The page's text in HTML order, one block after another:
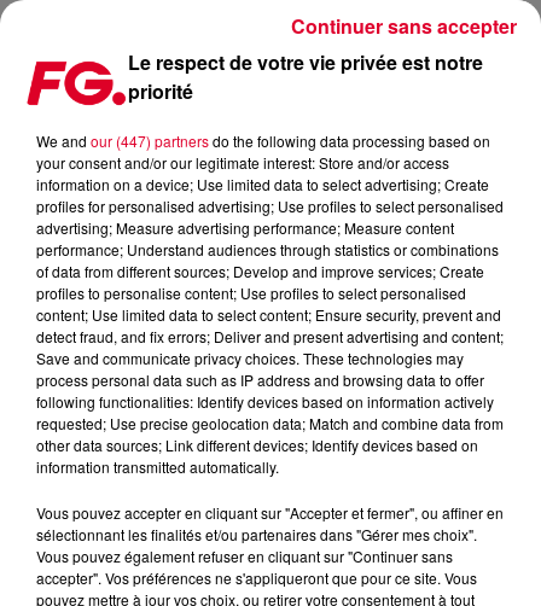
LE TUBE GO DES CHEMICAL BROTHERS VOIT SES ÉCOUTES
Publié : 28 mai 2026 à 8h45 par Antony HARARI
Le respect de votre vie privée est notre
priorité
We and our (447) partnersdo the following data processing based on
your consent and/or our legitimate interest: Store and/or access
information on a device; Use limited data to select advertising; Create
profiles for personalised advertising; Use profiles to select personalised
advertising; Measure advertising performance; Measure content
performance; Understand audiences through statistics or combinations
of data from different sources; Develop and improve services; Create
profiles to personalise content; Use profiles to select personalised
content; Use limited data to select content; Ensure security, prevent and
detect fraud, and fix errors; Deliver and present advertising and content;
Save and communicate privacy choices. These technologies may
process personal data such as IP address and browsing data to offer
following functionalities: Identify devices based on information actively
requested; Use precise geolocation data; Match and combine data from
other data sources; Link different devices; Identify devices based on
information transmitted automatically.
Vous pouvez accepter en cliquant sur "Accepter et fermer", ou affiner en
sélectionnant les finalités et/ou partenaires dans "Gérer mes choix".
Vous pouvez également refuser en cliquant sur "Continuer sans
accepter". Vos préférences ne s'appliqueront que pour ce site. Vous
pouvez mettre à jour vos choix, ou retirer votre consentement à tout
Continuer sans accepter